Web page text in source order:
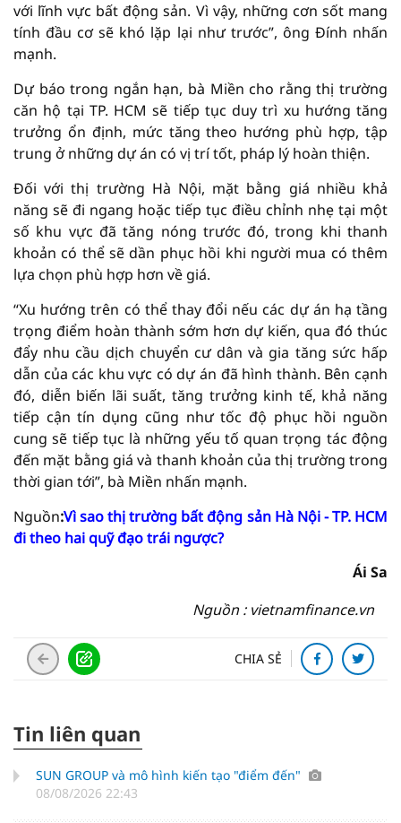
với lĩnh vực bất động sản. Vì vậy, những cơn sốt mang
tính đầu cơ sẽ khó lặp lại như trước”, ông Đính nhấn
mạnh.
Dự báo trong ngắn hạn, bà Miền cho rằng thị trường
căn hộ tại TP. HCM sẽ tiếp tục duy trì xu hướng tăng
trưởng ổn định, mức tăng theo hướng phù hợp, tập
trung ở những dự án có vị trí tốt, pháp lý hoàn thiện.
Đối với thị trường Hà Nội, mặt bằng giá nhiều khả
năng sẽ đi ngang hoặc tiếp tục điều chỉnh nhẹ tại một
số khu vực đã tăng nóng trước đó, trong khi thanh
khoản có thể sẽ dần phục hồi khi người mua có thêm
lựa chọn phù hợp hơn về giá.
“Xu hướng trên có thể thay đổi nếu các dự án hạ tầng
trọng điểm hoàn thành sớm hơn dự kiến, qua đó thúc
đẩy nhu cầu dịch chuyển cư dân và gia tăng sức hấp
dẫn của các khu vực có dự án đã hình thành. Bên cạnh
đó, diễn biến lãi suất, tăng trưởng kinh tế, khả năng
tiếp cận tín dụng cũng như tốc độ phục hồi nguồn
cung sẽ tiếp tục là những yếu tố quan trọng tác động
đến mặt bằng giá và thanh khoản của thị trường trong
thời gian tới”, bà Miền nhấn mạnh.
Nguồn:Vì sao thị trường bất động sản Hà Nội - TP. HCM
đi theo hai quỹ đạo trái ngược?
Ái Sa
Nguồn : vietnamfinance.vn
CHIA SẺ
Tin liên quan
SUN GROUP và mô hình kiến tạo "điểm đến"
08/08/2026 22:43